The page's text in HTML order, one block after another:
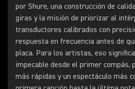
por Shure, una construcción de
giras y la misión de priorizar al
transductores calibrados con
respuesta en frecuencia antes de
placa. Para los artistas, eso
impecable desde el primer compás,
más rápidas y un espectáculo más